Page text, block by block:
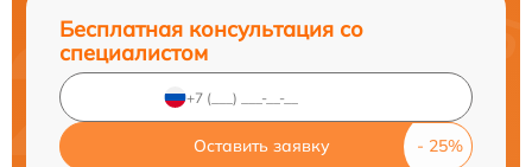
Бесплатная консультация со
специалистом
Оставить заявку